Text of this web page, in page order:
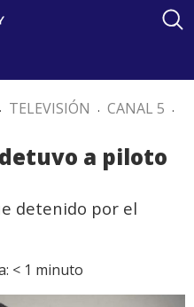
. TELEVISIÓN . CANAL 5 .
a piloto
detenido por el
< 1 minuto